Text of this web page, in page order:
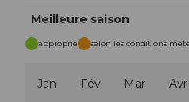
Meilleure saison
approprié selon les conditions
Jan Fév Mar Avr